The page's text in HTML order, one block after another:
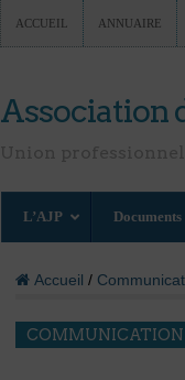
ACCUEIL ANNUAIRE
Association
L’AJP Documents
Accueil /
COMMUNICATION